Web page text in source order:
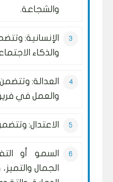
والشجاعة.
الإنسانية:
والذكاء
العدالة:
والعمل في
الاعتدال:
السمو أو
الجمال